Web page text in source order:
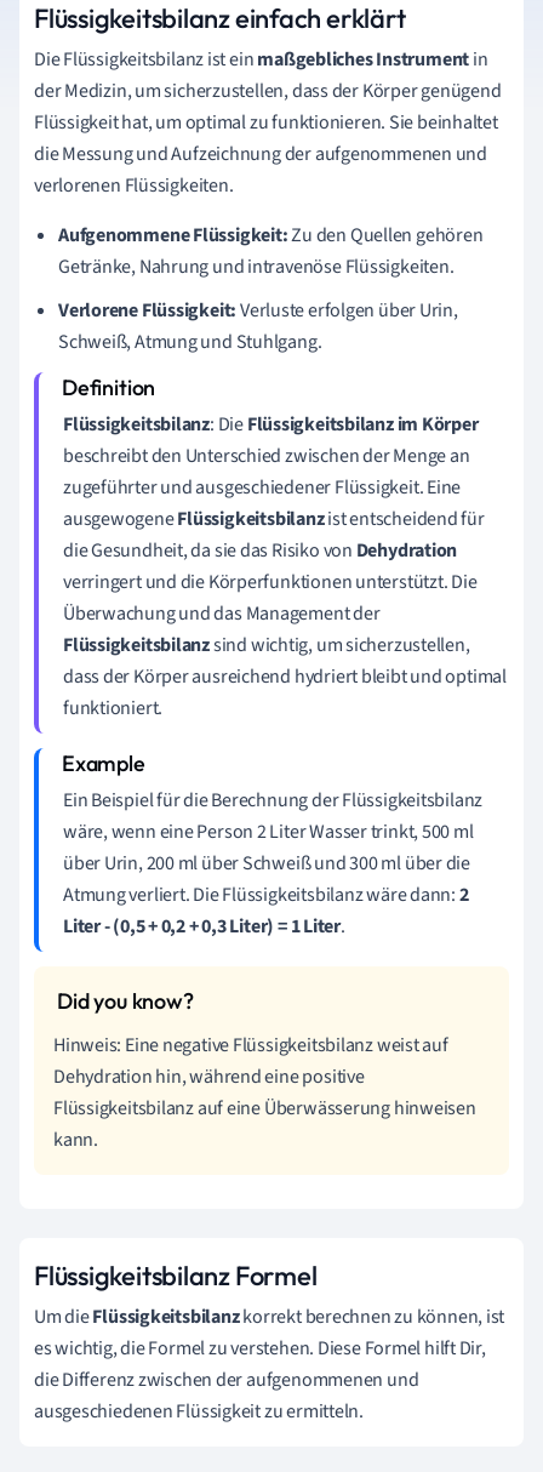
Flüssigkeitsbilanz einfach erklärt
Die Flüssigkeitsbilanz ist einmaßgebliches Instrumentin
der Medizin, um sicherzustellen, dass der Körper genügend
Flüssigkeit hat, um optimal zu funktionieren. Sie beinhaltet
die Messung und Aufzeichnung der aufgenommenen und
verlorenen Flüssigkeiten.
Aufgenommene Flüssigkeit:Zu den Quellen gehören
Getränke, Nahrung und intravenöse Flüssigkeiten.
Verlorene Flüssigkeit:Verluste erfolgen über Urin,
Schweiß, Atmung und Stuhlgang.
Flüssigkeitsbilanz: DieFlüssigkeitsbilanz im Körper
beschreibt den Unterschied zwischen der Menge an
zugeführter und ausgeschiedener Flüssigkeit. Eine
ausgewogeneFlüssigkeitsbilanzist entscheidend für
die Gesundheit, da sie das Risiko von Dehydration
verringert und die Körperfunktionen unterstützt. Die
Überwachung und das Management der
Flüssigkeitsbilanzsind wichtig, um sicherzustellen,
dass der Körper ausreichend hydriert bleibt und optimal
funktioniert.
Ein Beispiel für die Berechnung der Flüssigkeitsbilanz
wäre, wenn eine Person 2 Liter Wasser trinkt, 500 ml
über Urin, 200 ml über Schweiß und 300 ml über die
Atmung verliert. Die Flüssigkeitsbilanz wäre dann:2
Liter - (0,5 + 0,2 + 0,3 Liter) = 1 Liter.
Hinweis: Eine negative Flüssigkeitsbilanz weist auf
Dehydration hin, während eine positive
Flüssigkeitsbilanz auf eine Überwässerung hinweisen
kann.
Flüssigkeitsbilanz Formel
Um dieFlüssigkeitsbilanzkorrekt berechnen zu können, ist
es wichtig, die Formel zu verstehen. Diese Formel hilft Dir,
die Differenz zwischen der aufgenommenen und
ausgeschiedenen Flüssigkeit zu ermitteln.